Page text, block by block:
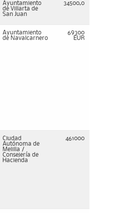
Ayuntamiento
de Villarta de
San Juan
34500,0
Ayuntamiento
de Navalcarnero
69300
EUR
Ciudad
Autónoma de
Melilla /
Consejería de
Hacienda
461000